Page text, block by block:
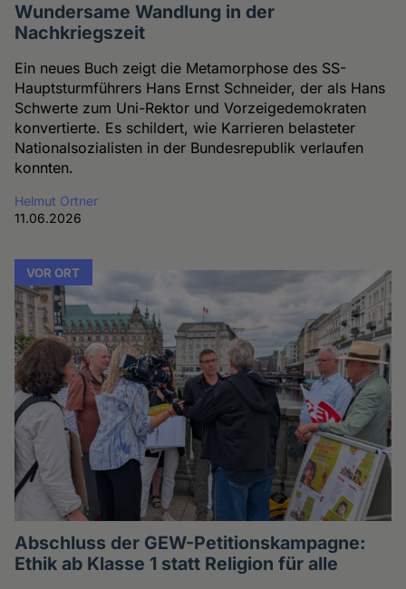
Wundersame Wandlung in der
Nachkriegszeit
Ein neues Buch zeigt die Metamorphose des SS-
Hauptsturmführers Hans Ernst Schneider, der als Hans
Schwerte zum Uni-Rektor und Vorzeigedemokraten
konvertierte. Es schildert, wie Karrieren belasteter
Nationalsozialisten in der Bundesrepublik verlaufen
konnten.
Helmut Ortner
11.06.2026
VOR ORT
Abschluss der GEW-Petitionskampagne:
Ethik ab Klasse 1 statt Religion für alle